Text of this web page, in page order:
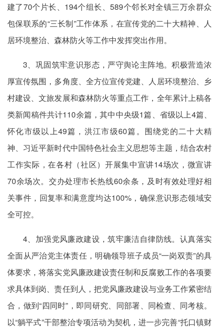
建了70个片长、194个组长、589个邻长对全镇三万余群众
包保联系的“三长制”工作体系，在宣传党的二十大精神、人
居环境整治、森林防火等工作中发挥突出作用。
3、巩固筑牢意识形态，严守舆论主阵地。积极营造浓
厚宣传氛围，多角度、全方位宣传党建、人居环境整治、乡
村建设、文旅发展和森林防火等重点工作，全年累计上稿各
类新闻稿件共计110余篇，其中中央级1篇、省级以上4篇、
怀化市级以上49篇，洪江市级60篇。围绕党的二十大精
神、习近平新时代中国特色社会主义思想等主题，结合农村
工作实际，在各村（社区）开展集中宣讲14场次，微宣讲
70余场次。交办处理市长热线60余条，及时有效处理好相
关事件，回复率和满意度均达100%，确保意识形态领域安
全可控。
4、加强党风廉政建设，筑牢廉洁自律防线。认真落实
全面从严治党主体责任，明确领导班子成员“一岗双责”的具
体要求，将落实党风廉政建设责任制和反腐败工作的各项要
求具体到岗、责任到人，把党风廉政建设与业务工作紧密结
合，做到“四同时”，即同研究、同部署、同检查、同考核。
以“躺平式”干部整治专项活动为契机，进一步完善“托口镇财